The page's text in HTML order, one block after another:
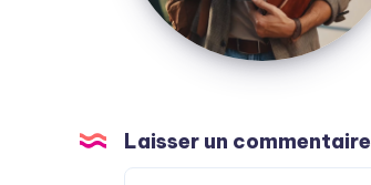
Laisser un commentaire